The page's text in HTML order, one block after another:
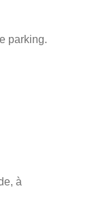
parking.
à